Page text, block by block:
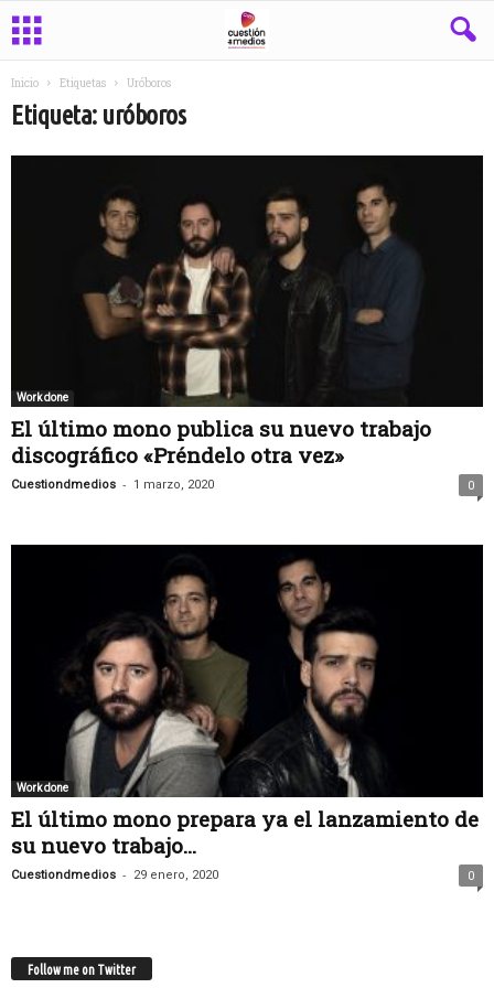
Inicio Etiquetas Uróboros
Etiqueta: uróboros
Work done
El último mono publica su nuevo trabajo
discográfico «Préndelo otra vez»
Cuestiondmedios - 1 marzo, 2020 0
Work done
El último mono prepara ya el lanzamiento de
su nuevo trabajo...
Cuestiondmedios - 29 enero, 2020 0
Follow me on Twitter